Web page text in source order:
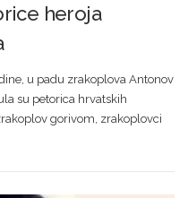
heroja
u padu zrakoplova Antonov
su petorica hrvatskih
gorivom, zrakoplovci